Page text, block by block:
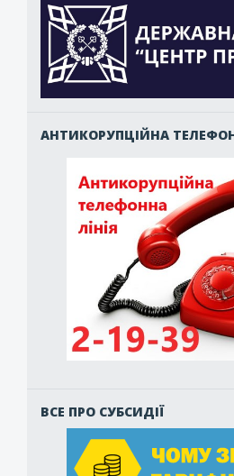
АНТИКОРУПЦІЙНА
ВСЕ ПРО СУБСИДІЇ